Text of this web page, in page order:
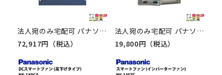
法人宛のみ宅配可 パナソニック DCファン・インバータファン用コントローラ FKD01 ボリュームつまみタイプ Panasonic 畜産用換気扇
72,917円（税込）
法人宛のみ宅配可 パナソニック コントローラーNK-FKB01用電源ユニット DYA05 Panasonic インバータファン用 畜産用 換気扇
19,800円（税込）